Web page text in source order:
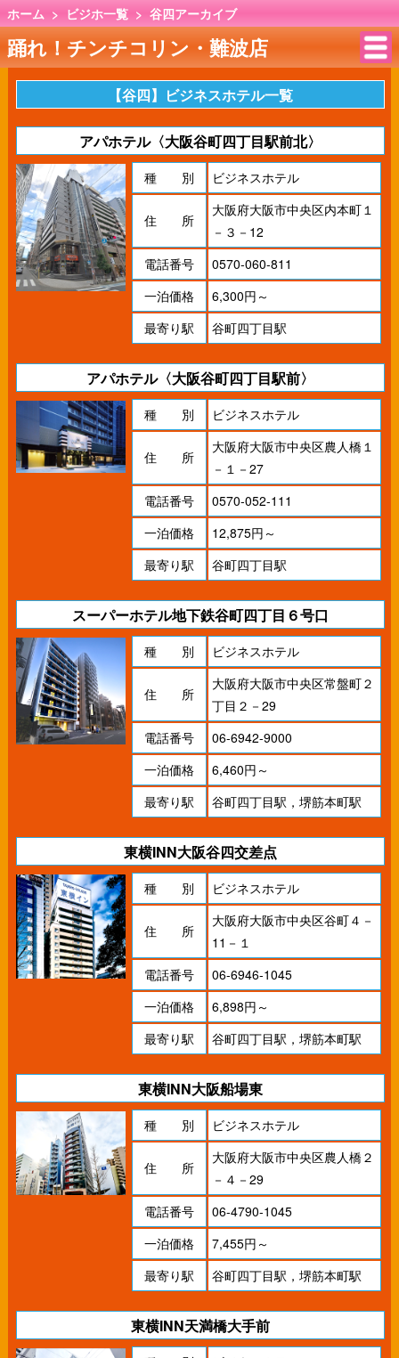
ホーム > ビジホ一覧 > 谷四アーカイブ
踊れ！チンチコリン・難波店
【谷四】ビジネスホテル一覧
アパホテル〈大阪谷町四丁目駅前北〉
種 別 ビジネスホテル
住 所
大阪府大阪市中央区内本町１
－３－12
電話番号
0570-060-811
一泊価格
6,300円～
最寄り駅
谷町四丁目駅
アパホテル〈大阪谷町四丁目駅前〉
種 別 ビジネスホテル
住 所
大阪府大阪市中央区農人橋１
－１－27
電話番号
0570-052-111
一泊価格
12,875円～
最寄り駅
谷町四丁目駅
スーパーホテル地下鉄谷町四丁目６号口
種 別 ビジネスホテル
住 所
大阪府大阪市中央区常盤町２
丁目２－29
電話番号
06-6942-9000
一泊価格
6,460円～
最寄り駅
谷町四丁目駅，堺筋本町駅
東横INN大阪谷四交差点
種 別 ビジネスホテル
住 所
大阪府大阪市中央区谷町４－
11－１
電話番号
06-6946-1045
一泊価格
6,898円～
最寄り駅
谷町四丁目駅，堺筋本町駅
東横INN大阪船場東
種 別 ビジネスホテル
住 所
大阪府大阪市中央区農人橋２
－４－29
電話番号
06-4790-1045
一泊価格
7,455円～
最寄り駅
谷町四丁目駅，堺筋本町駅
東横INN天満橋大手前